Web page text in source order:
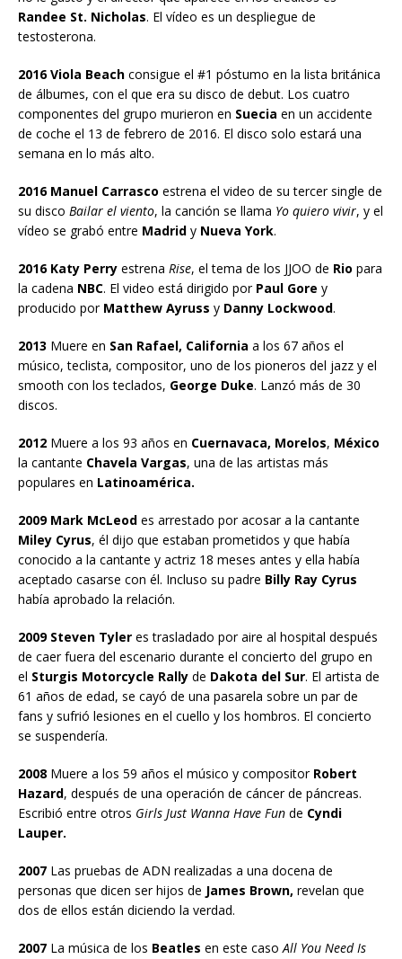
Randee St. Nicholas. El vídeo es un despliegue de
testosterona.
2016 Viola Beach consigue el #1 póstumo en la lista británica
de álbumes, con el que era su disco de debut. Los cuatro
componentes del grupo murieron en Suecia en un accidente
de coche el 13 de febrero de 2016. El disco solo estará una
semana en lo más alto.
2016 Manuel Carrasco estrena el video de su tercer single de
su disco Bailar el viento, la canción se llama Yo quiero vivir, y el
vídeo se grabó entre Madrid y Nueva York.
2016 Katy Perry estrena Rise, el tema de los JJOO de Rio para
la cadena NBC. El video está dirigido por Paul Gore y
producido por Matthew Ayruss y Danny Lockwood.
2013 Muere en San Rafael, California a los 67 años el
músico, teclista, compositor, uno de los pioneros del jazz y el
smooth con los teclados, George Duke. Lanzó más de 30
discos.
2012 Muere a los 93 años en Cuernavaca, Morelos, México
la cantante Chavela Vargas, una de las artistas más
populares en Latinoamérica.
2009 Mark McLeod es arrestado por acosar a la cantante
Miley Cyrus, él dijo que estaban prometidos y que había
conocido a la cantante y actriz 18 meses antes y ella había
aceptado casarse con él. Incluso su padre Billy Ray Cyrus
había aprobado la relación.
2009 Steven Tyler es trasladado por aire al hospital después
de caer fuera del escenario durante el concierto del grupo en
el Sturgis Motorcycle Rally de Dakota del Sur. El artista de
61 años de edad, se cayó de una pasarela sobre un par de
fans y sufrió lesiones en el cuello y los hombros. El concierto
se suspendería.
2008 Muere a los 59 años el músico y compositor Robert
Hazard, después de una operación de cáncer de páncreas.
Escribió entre otros Girls Just Wanna Have Fun de Cyndi
Lauper.
2007 Las pruebas de ADN realizadas a una docena de
personas que dicen ser hijos de James Brown, revelan que
dos de ellos están diciendo la verdad.
2007 La música de los Beatles en este caso All You Need Is